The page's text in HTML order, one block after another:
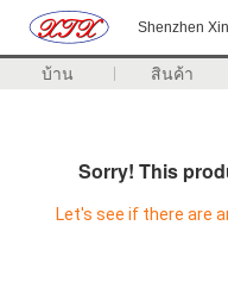
Shenzhen
บ้าน สินค้า
Sorry! This
Let's see if there are